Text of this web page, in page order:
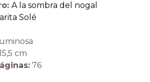
A la sombra del nogal
Solé
cm
76